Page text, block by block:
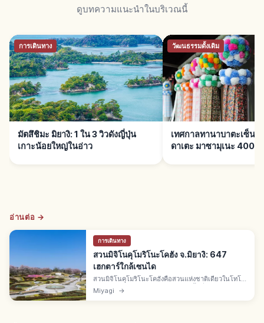
ดูบทความแนะนำในบริเวณนี้
การเดินทาง
มัตสึชิมะ มิยางิ: 1 ใน 3 วิวดังญี่ปุ่น
เกาะน้อยใหญ่ในอ่าว
วัฒนธรรมดั้งเดิม
เทศกาลทานาบาตะเซ็นไ
ดาเตะ มาซามุเนะ 400 ปี
อ่านต่อ →
การเดินทาง
สวนมิจิโนคุโมริโนะโคฮัง จ.มิยางิ: 647
เฮกตาร์ใกล้เซนได
สวนมิจิโนคุโมริโนะโคฮังคือสวนแห่งชาติเดียวในโทโฮ
คุ เมืองคาวาซากิ อ.ชิบาตะ จ.มิยางิ พื้นที่ 647.4
เฮกตาร์ มีเขตใต้-เหนือ-ซาโตยามะ ติดทะเลสาบคามาฟู
Miyagi →